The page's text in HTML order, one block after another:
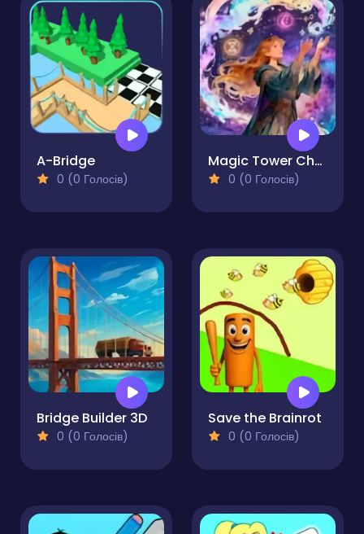
A-Bridge
0 (0 Голосів)
Magic Tower Challenge Your Memory
0 (0 Голосів)
Bridge Builder 3D
0 (0 Голосів)
Save the Brainrot
0 (0 Голосів)